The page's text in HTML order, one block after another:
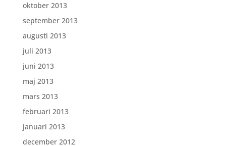
oktober 2013
september 2013
augusti 2013
juli 2013
juni 2013
maj 2013
mars 2013
februari 2013
januari 2013
december 2012